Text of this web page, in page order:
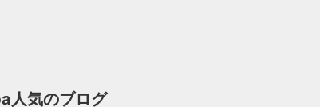
人気のブログ